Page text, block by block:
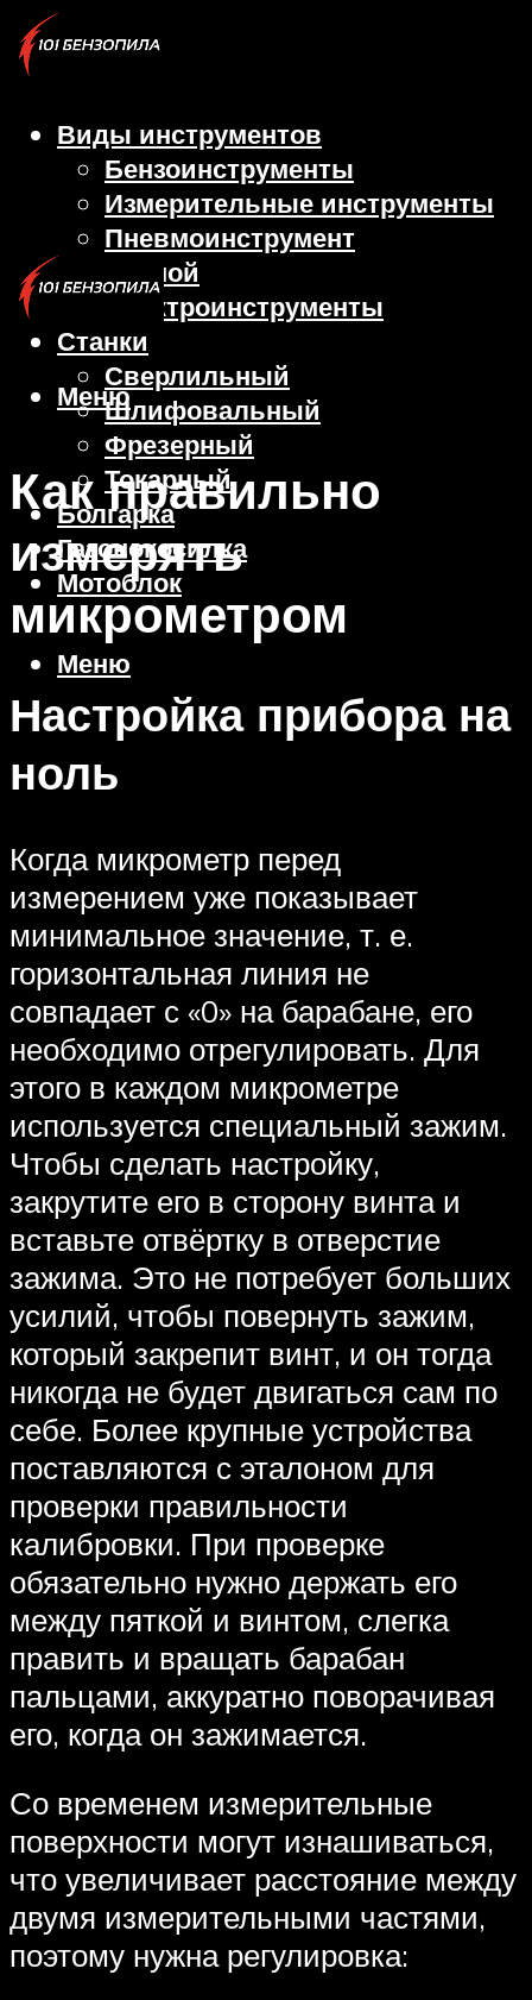
Виды инструментов
Бензоинструменты
Измерительные инструменты
Пневмоинструмент
Ручной
Электроинструменты
Станки
Сверлильный
Шлифовальный
Фрезерный
Токарный
Болгарка
Газонокосилка
Мотоблок
Меню
Меню
Как правильно
измерять
микрометром
Настройка прибора на
ноль
Когда микрометр перед
измерением уже показывает
минимальное значение, т. е.
горизонтальная линия не
совпадает с «0» на барабане, его
необходимо отрегулировать. Для
этого в каждом микрометре
используется специальный зажим.
Чтобы сделать настройку,
закрутите его в сторону винта и
вставьте отвёртку в отверстие
зажима. Это не потребует больших
усилий, чтобы повернуть зажим,
который закрепит винт, и он тогда
никогда не будет двигаться сам по
себе. Более крупные устройства
поставляются с эталоном для
проверки правильности
калибровки. При проверке
обязательно нужно держать его
между пяткой и винтом, слегка
править и вращать барабан
пальцами, аккуратно поворачивая
его, когда он зажимается.
Со временем измерительные
поверхности могут изнашиваться,
что увеличивает расстояние между
двумя измерительными частями,
поэтому нужна регулировка: